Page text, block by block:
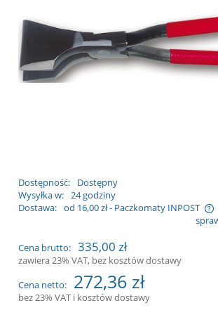
Dostępność:
Dostępny
Wysyłka w: 24 godziny
Dostawa: od 16,00 zł- Paczkomaty INPOST
płatności
Cena brutto: 335,00 zł
zawiera 23% VAT, bez kosztów dostawy
Cena netto:
272,36 zł
bez 23% VAT i kosztów dostawy